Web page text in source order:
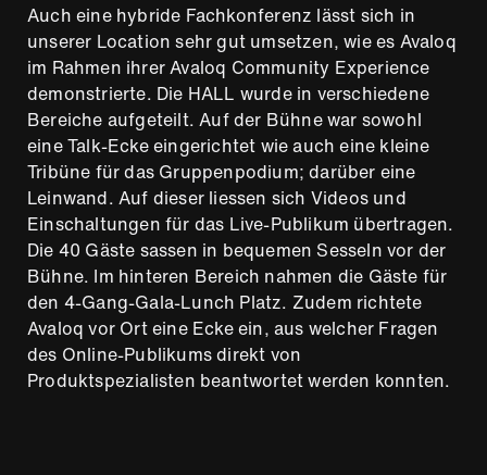
Auch eine hybride Fachkonferenz lässt sich in
unserer Location sehr gut umsetzen, wie es Avaloq
im Rahmen ihrer Avaloq Community Experience
demonstrierte. Die HALL wurde in verschiedene
Bereiche aufgeteilt. Auf der Bühne war sowohl
eine Talk-Ecke eingerichtet wie auch eine kleine
Tribüne für das Gruppenpodium; darüber eine
Leinwand. Auf dieser liessen sich Videos und
Einschaltungen für das Live-Publikum übertragen.
Die 40 Gäste sassen in bequemen Sesseln vor der
Bühne. Im hinteren Bereich nahmen die Gäste für
den 4-Gang-Gala-Lunch Platz. Zudem richtete
Avaloq vor Ort eine Ecke ein, aus welcher Fragen
des Online-Publikums direkt von
Produktspezialisten beantwortet werden konnten.